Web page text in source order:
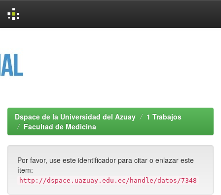
Dspace de la Universidad del Azuay
1 Trabajos
Facultad de Medicina
Por favor, use este identificador para citar o enlazar este
ítem:
http://dspace.uazuay.edu.ec/handle/datos/7348